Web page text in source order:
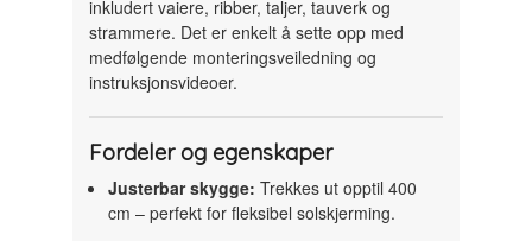
inkludert vaiere, ribber, taljer, tauverk og
strammere. Det er enkelt å sette opp med
medfølgende monteringsveiledning og
instruksjonsvideoer.
Fordeler og egenskaper
Justerbar skygge: Trekkes ut opptil 400
cm – perfekt for fleksibel solskjerming.